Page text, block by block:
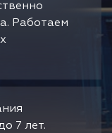
Работаем
7 лет.